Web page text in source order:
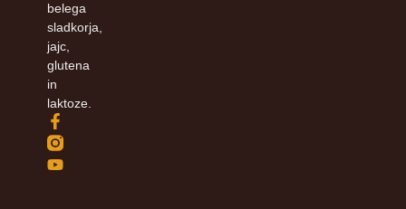
belega
sladkorja,
jajc,
glutena
in
laktoze.